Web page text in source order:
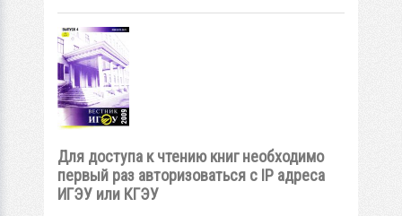
Для доступа к чтению книг необходимо
первый раз авторизоваться с IP адреса
ИГЭУ или КГЭУ